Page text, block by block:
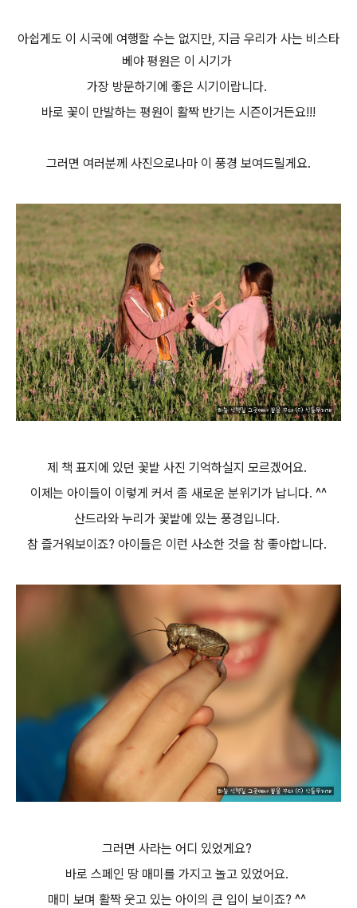
아쉽게도 이 시국에 여행할 수는 없지만, 지금 우리가 사는 비스타
베야 평원은 이 시기가
가장 방문하기에 좋은 시기이랍니다.
바로 꽃이 만발하는 평원이 활짝 반기는 시즌이거든요!!!
그러면 여러분께 사진으로나마 이 풍경 보여드릴게요.
제 책 표지에 있던 꽃밭 사진 기억하실지 모르겠어요.
이제는 아이들이 이렇게 커서 좀 새로운 분위기가 납니다. ^^
산드라와 누리가 꽃밭에 있는 풍경입니다.
참 즐거워보이죠? 아이들은 이런 사소한 것을 참 좋아합니다.
그러면 사라는 어디 있었게요?
바로 스페인 땅 매미를 가지고 놀고 있었어요.
매미 보며 활짝 웃고 있는 아이의 큰 입이 보이죠? ^^